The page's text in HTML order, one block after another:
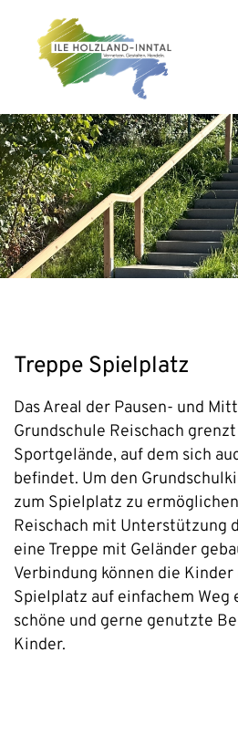
Treppe Spielplatz
Das Areal der Pausen- und
Grundschule Reischach
Sportgelände, auf dem sich
befindet. Um den
zum Spielplatz zu
Reischach mit Unterstützung
eine Treppe mit Geländer
Verbindung können die Kinder
Spielplatz auf einfachem Weg
schöne und gerne genutzte
Kinder.